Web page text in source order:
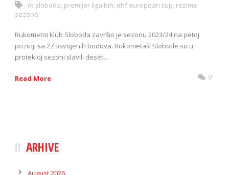
rk sloboda, premijer liga bih, ehf european cup, rezime
sezone
Rukometni klub Sloboda završio je sezonu 2023/24 na petoj
poziciji sa 27 osvojenih bodova. Rukometaši Slobode su u
protekloj sezoni slavili deset...
Read More 0
ARHIVE
August 2026